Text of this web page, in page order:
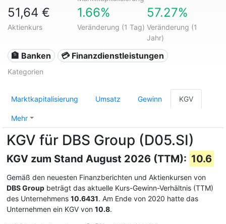
51,64 €
Aktienkurs
1.66%
Veränderung (1 Tag)
57.27%
Veränderung (1
Jahr)
🏦 Banken 💳 Finanzdienstleistungen
Kategorien
Marktkapitalisierung Umsatz Gewinn KGV
Mehr
KGV für DBS Group (D05.SI)
KGV zum Stand August 2026 (TTM): 10.6
Gemäß den neuesten Finanzberichten und Aktienkursen von
DBS Group beträgt das aktuelle Kurs-Gewinn-Verhältnis (TTM)
des Unternehmens 10.6431. Am Ende von 2020 hatte das
Unternehmen ein KGV von 10.8.